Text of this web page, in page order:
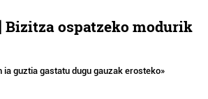
Bizitza ospatzeko modurik
ia guztia gastatu dugu gauzak erosteko»